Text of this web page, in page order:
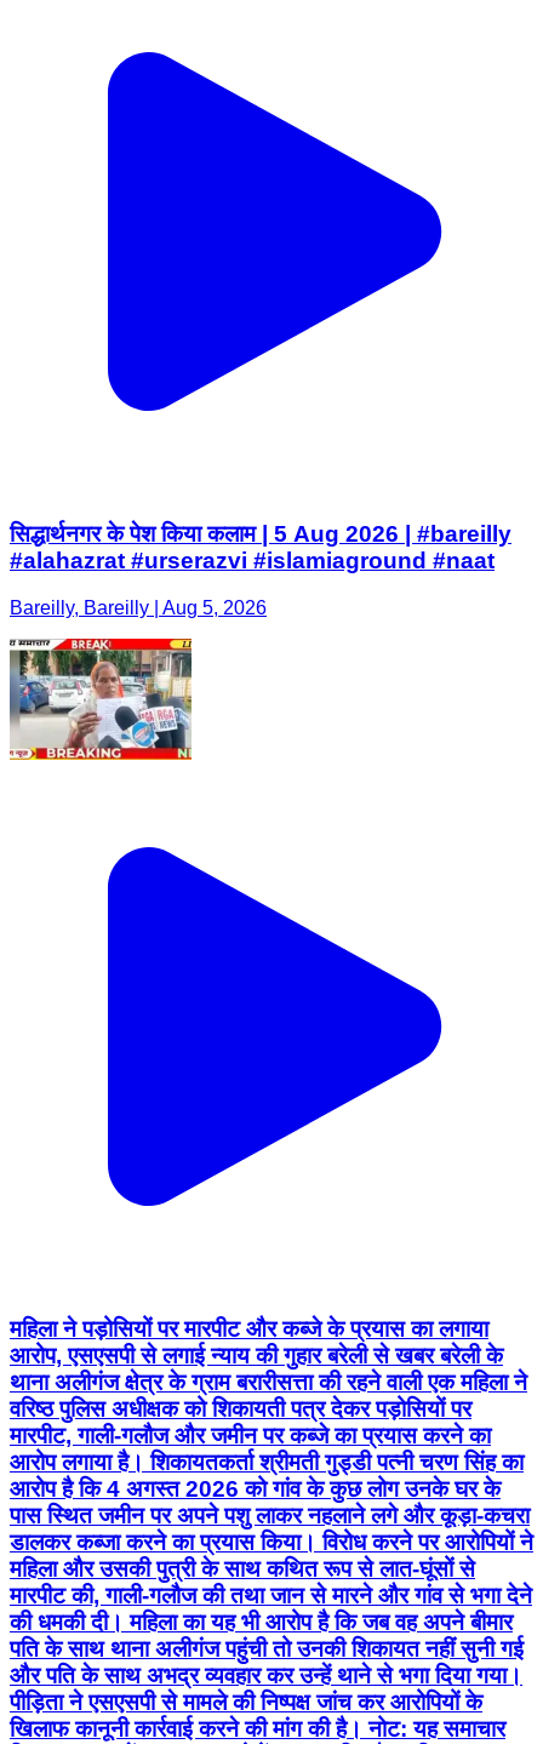
सिद्धार्थनगर के पेश किया कलाम | 5 Aug 2026 | #bareilly
#alahazrat #urserazvi #islamiaground #naat
Bareilly, Bareilly | Aug 5, 2026
महिला ने पड़ोसियों पर मारपीट और कब्जे के प्रयास का लगाया
आरोप, एसएसपी से लगाई न्याय की गुहार बरेली से खबर बरेली के
थाना अलीगंज क्षेत्र के ग्राम बरारीसत्ता की रहने वाली एक महिला ने
वरिष्ठ पुलिस अधीक्षक को शिकायती पत्र देकर पड़ोसियों पर
मारपीट, गाली-गलौज और जमीन पर कब्जे का प्रयास करने का
आरोप लगाया है। शिकायतकर्ता श्रीमती गुड्डी पत्नी चरण सिंह का
आरोप है कि 4 अगस्त 2026 को गांव के कुछ लोग उनके घर के
पास स्थित जमीन पर अपने पशु लाकर नहलाने लगे और कूड़ा-कचरा
डालकर कब्जा करने का प्रयास किया। विरोध करने पर आरोपियों ने
महिला और उसकी पुत्री के साथ कथित रूप से लात-घूंसों से
मारपीट की, गाली-गलौज की तथा जान से मारने और गांव से भगा देने
की धमकी दी। महिला का यह भी आरोप है कि जब वह अपने बीमार
पति के साथ थाना अलीगंज पहुंची तो उनकी शिकायत नहीं सुनी गई
और पति के साथ अभद्र व्यवहार कर उन्हें थाने से भगा दिया गया।
पीड़िता ने एसएसपी से मामले की निष्पक्ष जांच कर आरोपियों के
खिलाफ कानूनी कार्रवाई करने की मांग की है। नोट: यह समाचार